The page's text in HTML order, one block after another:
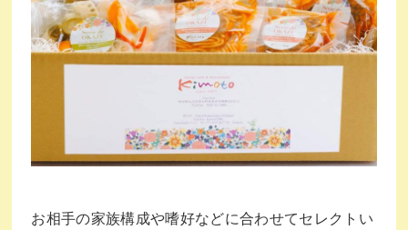
お相手の家族構成や嗜好などに合わせてセレクトい